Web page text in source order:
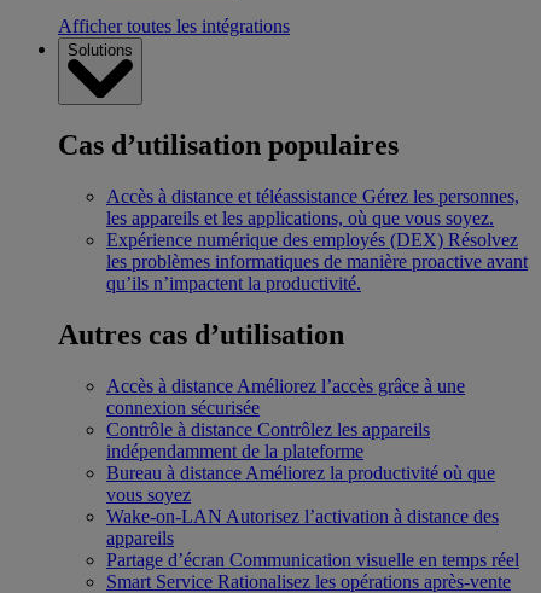
Afficher toutes les intégrations
Solutions
Cas d’utilisation populaires
Accès à distance et téléassistance Gérez les personnes,
les appareils et les applications, où que vous soyez.
Expérience numérique des employés (DEX) Résolvez
les problèmes informatiques de manière proactive avant
qu’ils n’impactent la productivité.
Autres cas d’utilisation
Accès à distance Améliorez l’accès grâce à une
connexion sécurisée
Contrôle à distance Contrôlez les appareils
indépendamment de la plateforme
Bureau à distance Améliorez la productivité où que
vous soyez
Wake-on-LAN Autorisez l’activation à distance des
appareils
Partage d’écran Communication visuelle en temps réel
Smart Service Rationalisez les opérations après-vente